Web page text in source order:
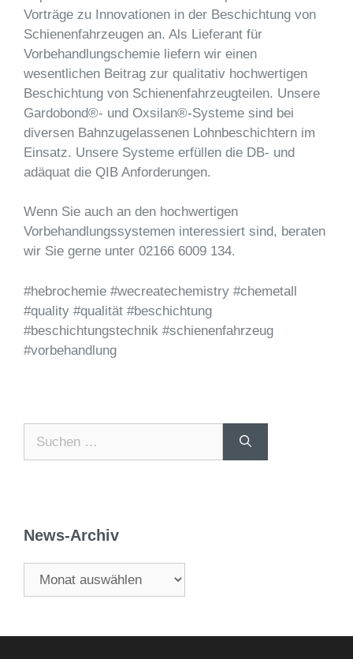
Vorträge zu Innovationen in der Beschichtung von
Schienenfahrzeugen an. Als Lieferant für
Vorbehandlungschemie liefern wir einen
wesentlichen Beitrag zur qualitativ hochwertigen
Beschichtung von Schienenfahrzeugteilen. Unsere
Gardobond®- und Oxsilan®-Systeme sind bei
diversen Bahnzugelassenen Lohnbeschichtern im
Einsatz. Unsere Systeme erfüllen die DB- und
adäquat die QIB Anforderungen.
Wenn Sie auch an den hochwertigen
Vorbehandlungssystemen interessiert sind, beraten
wir Sie gerne unter 02166 6009 134.
#hebrochemie #wecreatechemistry #chemetall
#quality #qualität #beschichtung
#beschichtungstechnik #schienenfahrzeug
#vorbehandlung
News-Archiv